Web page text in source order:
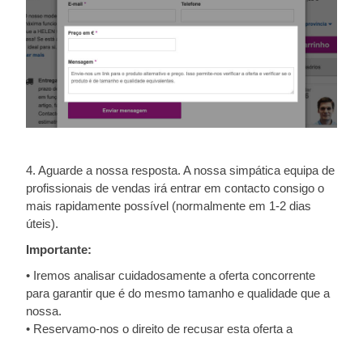
4. Aguarde a nossa resposta. A nossa simpática equipa de
profissionais de vendas irá entrar em contacto consigo o
mais rapidamente possível (normalmente em 1-2 dias
úteis).
Importante:
• Iremos analisar cuidadosamente a oferta concorrente
para garantir que é do mesmo tamanho e qualidade que a
nossa.
• Reservamo-nos o direito de recusar esta oferta a